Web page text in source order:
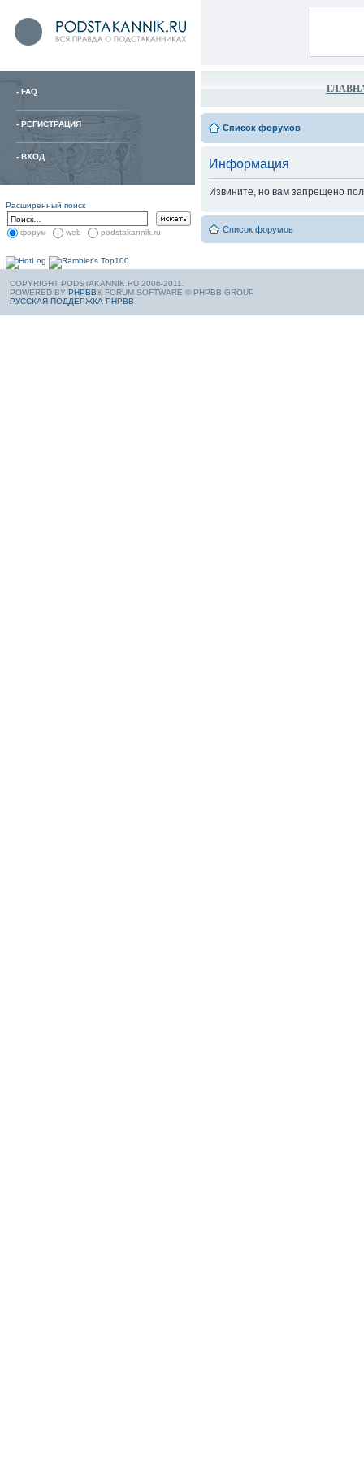
- FAQ
- РЕГИСТРАЦИЯ
- ВХОД
Расширенный поиск
форум web podstakannik.ru
Список форумов
Информация
Извините, но вам запрещено
Список форумов
COPYRIGHT PODSTAKANNIK.RU 2006-2011.
POWERED BY PHPBB® FORUM SOFTWARE © PHPBB GROUP
РУССКАЯ ПОДДЕРЖКА PHPBB